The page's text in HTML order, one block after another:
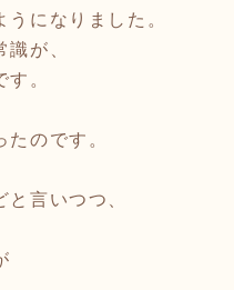
になりました。
が、
。
のです。
と言いつつ、